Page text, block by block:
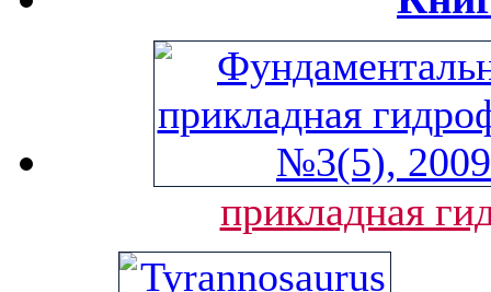
прикладная